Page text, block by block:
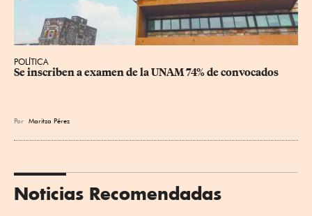
POLÍTICA
Se inscriben a examen de la UNAM 74% de convocados
Por Maritza Pérez
Noticias Recomendadas